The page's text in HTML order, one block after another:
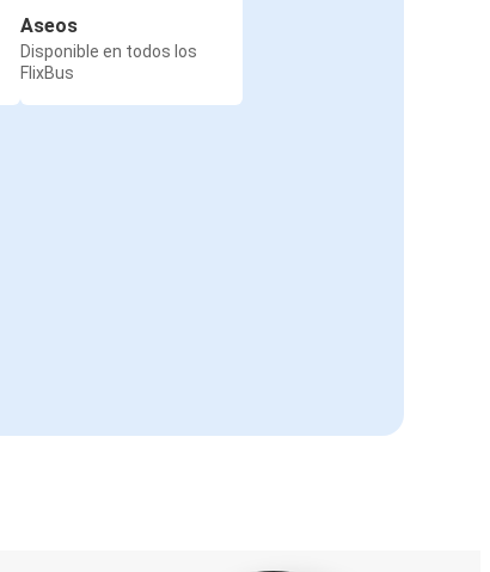
Aseos
Disponible en todos los
FlixBus